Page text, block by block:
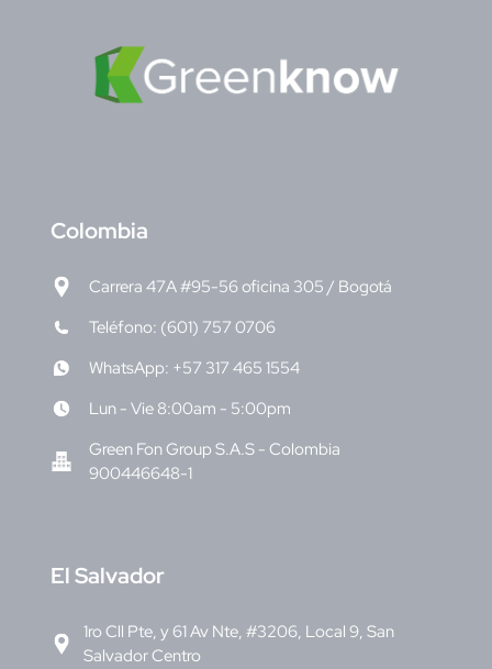
Colombia
Carrera 47A #95-56 oficina 305 / Bogotá
Teléfono: (601) 757 0706
WhatsApp: +57 317 465 1554
Lun - Vie 8:00am - 5:00pm
Green Fon Group S.A.S - Colombia
900446648-1
El Salvador
1ro Cll Pte, y 61 Av Nte, #3206, Local 9, San
Salvador Centro